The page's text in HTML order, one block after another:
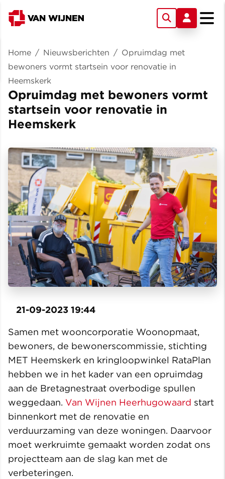
Home / Nieuwsberichten / Opruimdag met
bewoners vormt startsein voor renovatie in
Heemskerk
Opruimdag met bewoners vormt
startsein voor renovatie in
Heemskerk
21-09-2023 19:44
Samen met wooncorporatie Woonopmaat,
bewoners, de bewonerscommissie, stichting
MET Heemskerk en kringloopwinkel RataPlan
hebben we in het kader van een opruimdag
aan de Bretagnestraat overbodige spullen
weggedaan. Van Wijnen Heerhugowaard start
binnenkort met de renovatie en
verduurzaming van deze woningen. Daarvoor
moet werkruimte gemaakt worden zodat ons
projectteam aan de slag kan met de
verbeteringen.